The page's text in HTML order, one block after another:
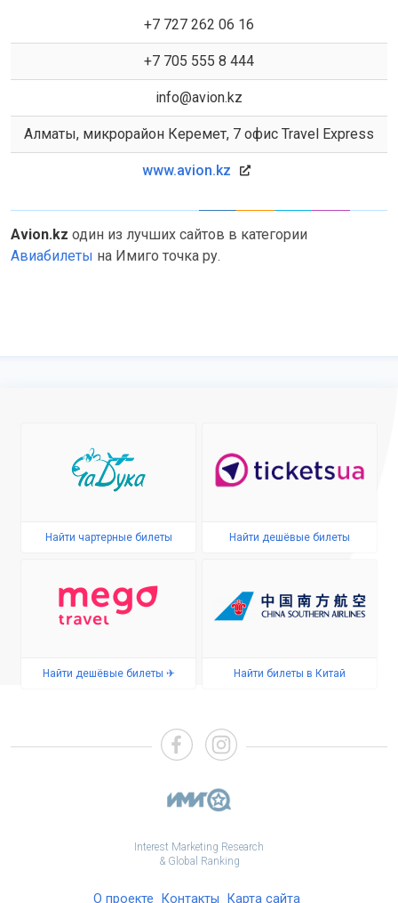
+7 727 262 06 16
+7 705 555 8 444
info@avion.kz
Алматы, микрорайон Керемет, 7 офис Travel Express
www.avion.kz
Avion.kz один из лучших сайтов в категории
Авиабилеты на Имиго точка ру.
Найти чартерные билеты Найти дешёвые билеты
Найти дешёвые билеты ✈ Найти билеты в Китай
Interest Marketing Research
& Global Ranking
О проекте Контакты Карта сайта